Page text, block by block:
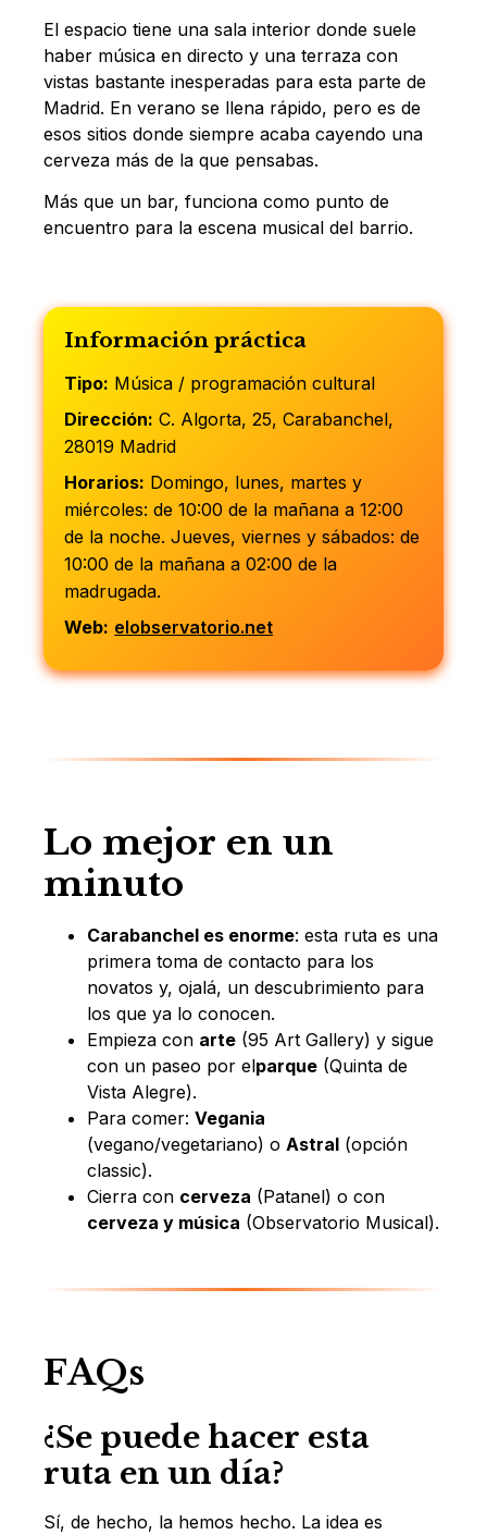
El espacio tiene una sala interior donde suele
haber música en directo y una terraza con
vistas bastante inesperadas para esta parte de
Madrid. En verano se llena rápido, pero es de
esos sitios donde siempre acaba cayendo una
cerveza más de la que pensabas.
Más que un bar, funciona como punto de
encuentro para la escena musical del barrio.
Información práctica
Tipo: Música / programación cultural
Dirección: C. Algorta, 25, Carabanchel,
28019 Madrid
Horarios: Domingo, lunes, martes y
miércoles: de 10:00 de la mañana a 12:00
de la noche. Jueves, viernes y sábados: de
10:00 de la mañana a 02:00 de la
madrugada.
Web: elobservatorio.net
Lo mejor en un
minuto
Carabanchel es enorme: esta ruta es una
primera toma de contacto para los
novatos y, ojalá, un descubrimiento para
los que ya lo conocen.
Empieza con arte (95 Art Gallery) y sigue
con un paseo por elparque (Quinta de
Vista Alegre).
Para comer: Vegania
(vegano/vegetariano) o Astral (opción
classic).
Cierra con cerveza (Patanel) o con
cerveza y música (Observatorio Musical).
FAQs
¿Se puede hacer esta
ruta en un día?
Sí, de hecho, la hemos hecho. La idea es